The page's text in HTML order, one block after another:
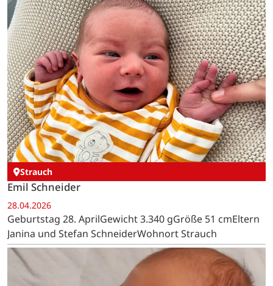
Strauch
Emil Schneider
28.04.2026
Geburtstag 28. AprilGewicht 3.340 gGröße 51 cmEltern
Janina und Stefan SchneiderWohnort Strauch